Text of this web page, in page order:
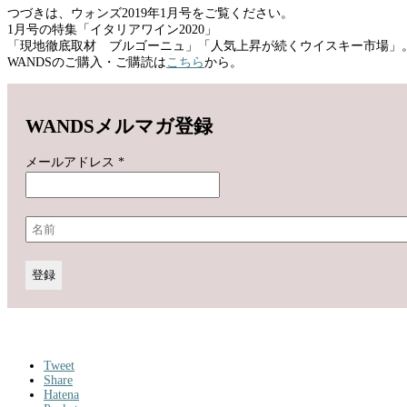
つづきは、ウォンズ2019年1月号をご覧ください。
1月号の特集「イタリアワイン2020」
「現地徹底取材 ブルゴーニュ」「人気上昇が続くウイスキー市場」
WANDSのご購入・ご購読は こちらから。
WANDSメルマガ登録
メールアドレス *
Tweet
Share
Hatena